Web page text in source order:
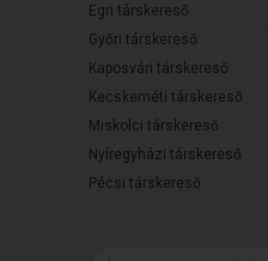
Egri társkereső
Győri társkereső
Kaposvári társkereső
Kecskeméti társkereső
Miskolci társkereső
Nyíregyházi társkereső
Pécsi társkereső